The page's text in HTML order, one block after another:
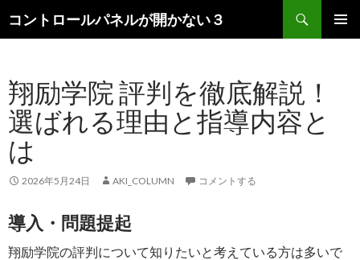
コントロールパネルが開かない３
索
ン
ツ
へ
ス
キ
ッ
プ
翔励学院 評判を徹底解説！
選ばれる理由と指導内容と
は
2026年5月24日 AKI_COLUMN コメントする
導入・問題提起
翔励学院の評判について知りたいと考えている方は多いで